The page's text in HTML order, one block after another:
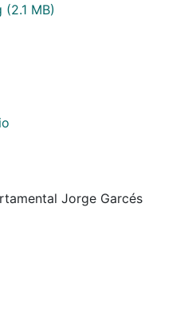
(2.1 MB)
Jorge Garcés